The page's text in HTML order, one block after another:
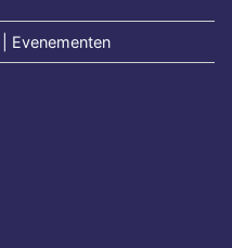
Evenementen